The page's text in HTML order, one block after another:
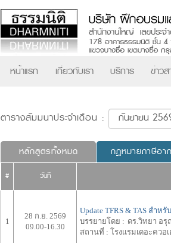
หน้าแรก เกี่ยวกับเรา บริการ ข่าว
ตารางสัมมนาประจำเดือน :
หลักสูตรทั้งหมด กฎหมายภาษีอา
# วันที่
1
28 ก.ย. 2569
09.00-16.30
Update TFRS & TAS สำห
บรรยายโดย : ดร.วิทยา อรุ
สถานที่ : โรงแรมเดอะควอ